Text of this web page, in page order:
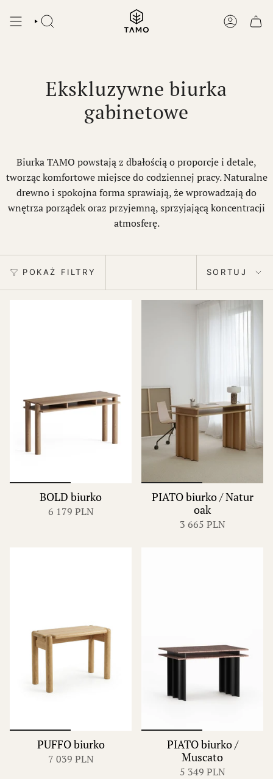
treści
SZUKAJ KONTO
Ekskluzywne biurka
gabinetowe
Biurka TAMO powstają z dbałością o proporcje i detale,
tworząc komfortowe miejsce do codziennej pracy. Naturalne
drewno i spokojna forma sprawiają, że wprowadzają do
wnętrza porządek oraz przyjemną, sprzyjającą koncentracji
atmosferę.
POKAŻ FILTRY SORTUJ
BOLD biurko
6 179 PLN
PIATO biurko / Natur
oak
3 665 PLN
PUFFO biurko
7 039 PLN
PIATO biurko /
Muscato
5 349 PLN